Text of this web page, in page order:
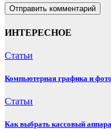
ИНТЕРЕСНОЕ
Статьи
Компьютерная графика и
Статьи
Как выбрать кассовый